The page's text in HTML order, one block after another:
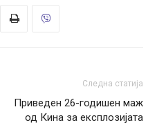
Следна статија
Приведен 26-годишен маж
од Кина за експлозијата